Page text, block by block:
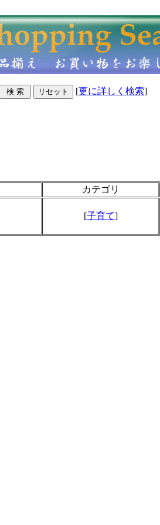
[更に詳しく検索]
カテゴリ
[子育て]